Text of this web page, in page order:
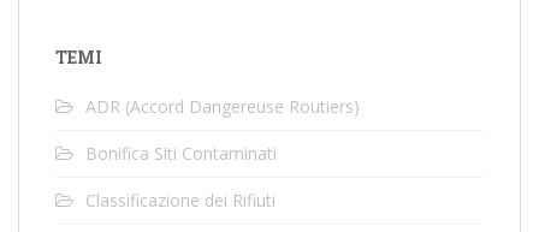
TEMI
ADR (Accord Dangereuse Routiers)
Bonifica Siti Contaminati
Classificazione dei Rifiuti